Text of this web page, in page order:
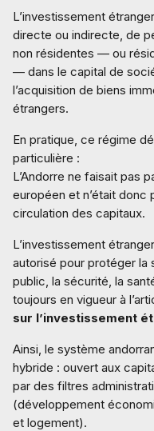
L’investissement
directe ou indirecte, de
non résidentes — ou
— dans le capital de
l’acquisition de biens
étrangers.
En pratique, ce régime
particulière :
L’Andorre ne faisait pas
européen et n’était donc
circulation des capitaux.
L’investissement
autorisé pour protéger la
public, la sécurité, la
toujours en vigueur à
sur l’investissement
Ainsi, le système
hybride : ouvert aux
par des filtres
(développement
et logement).